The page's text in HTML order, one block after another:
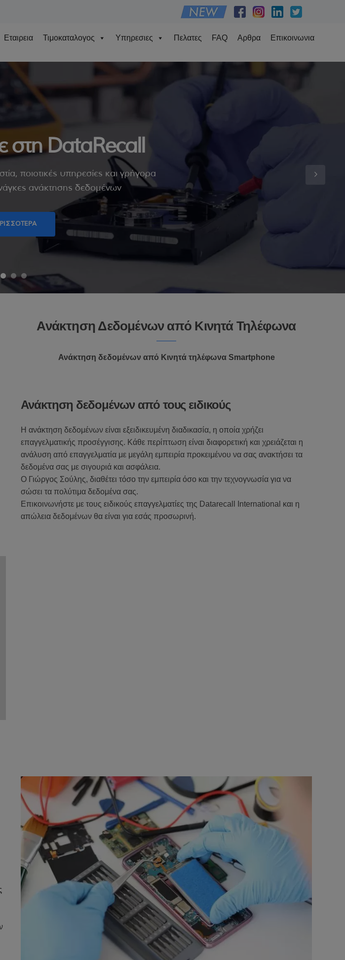
Εταιρεια Τιμοκαταλογος Υπηρεσιες Πελατες FAQ Αρθρα Επικοινωνια
στη DataRecall
ποιοτικές υπηρεσίες και γρήγορα
ανάκτησης δεδομένων
Ανάκτηση Δεδομένων από Κινητά Τηλέφωνα
Ανάκτηση δεδομένων από Κινητά τηλέφωνα Smartphone
Ανάκτηση δεδομένων από τους ειδικούς
H ανάκτηση δεδομένων είναι εξειδικευμένη διαδικασία, η οποία χρήζει
επαγγελματικής προσέγγισης. Κάθε περίπτωση είναι διαφορετική και χρειάζεται η
ανάλυση από επαγγελματία με μεγάλη εμπειρία προκειμένου να σας ανακτήσει τα
δεδομένα σας με σιγουριά και ασφάλεια.
Ο Γιώργος Σούλης, διαθέτει τόσο την εμπειρία όσο και την τεχνογνωσία για να
σώσει τα πολύτιμα δεδομένα σας.
Επικοινωνήστε με τους ειδικούς επαγγελματίες της Datarecall International και η
απώλεια δεδομένων θα είναι για εσάς προσωρινή.